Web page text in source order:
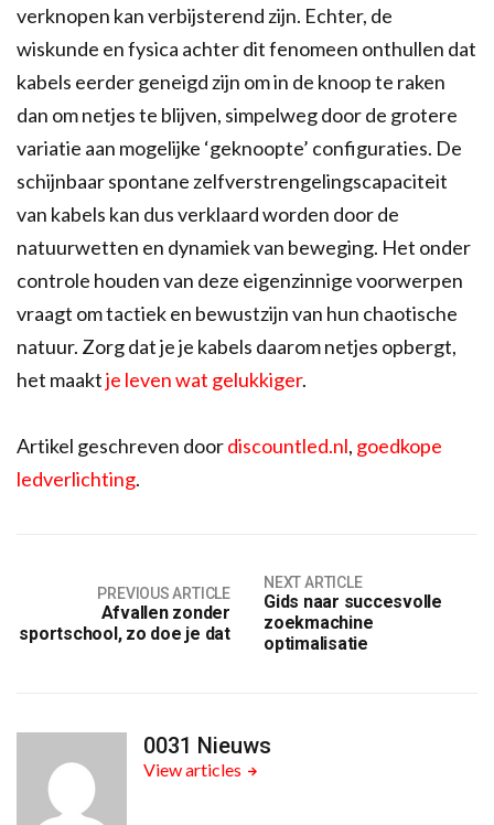
verknopen kan verbijsterend zijn. Echter, de
wiskunde en fysica achter dit fenomeen onthullen dat
kabels eerder geneigd zijn om in de knoop te raken
dan om netjes te blijven, simpelweg door de grotere
variatie aan mogelijke ‘geknoopte’ configuraties. De
schijnbaar spontane zelfverstrengelingscapaciteit
van kabels kan dus verklaard worden door de
natuurwetten en dynamiek van beweging. Het onder
controle houden van deze eigenzinnige voorwerpen
vraagt om tactiek en bewustzijn van hun chaotische
natuur. Zorg dat je je kabels daarom netjes opbergt,
het maaktje leven wat gelukkiger.
Artikel geschreven doordiscountled.nl, goedkope
ledverlichting.
PREVIOUS ARTICLE
Afvallen zonder
sportschool, zo doe je dat
NEXT ARTICLE
Gids naar succesvolle
zoekmachine
optimalisatie
0031 Nieuws
View articles